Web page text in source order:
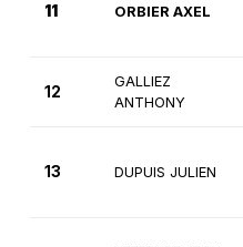
11 ORBIER AXEL
12
GALLIEZ
ANTHONY
13 DUPUIS JULIEN